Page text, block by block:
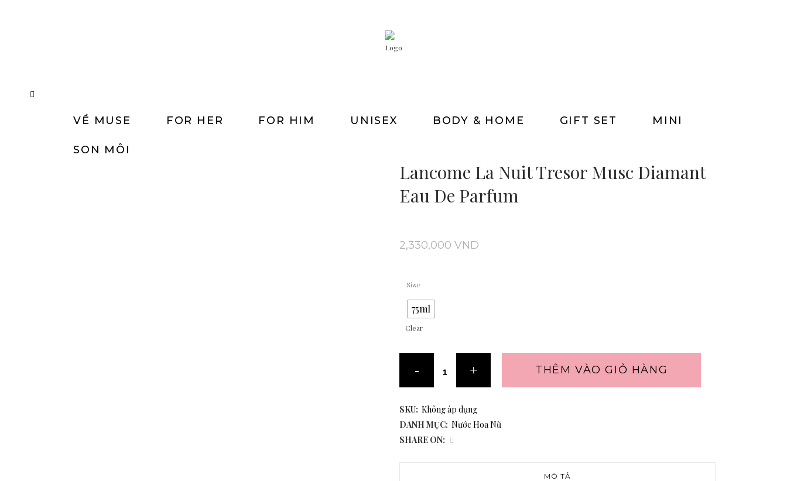
VỀ MUSE FOR HER FOR HIM UNISEX BODY & HOME GIFT SET MINI
SON MÔI
Lancome La Nuit Tresor Musc Diamant
Eau De Parfum
2,330,000 VND
Size
75ml
Clear
THÊM VÀO GIỎ HÀNG
SKU: Không áp dụng
DANH MỤC: Nước Hoa Nữ
SHARE ON:
MÔ TẢ